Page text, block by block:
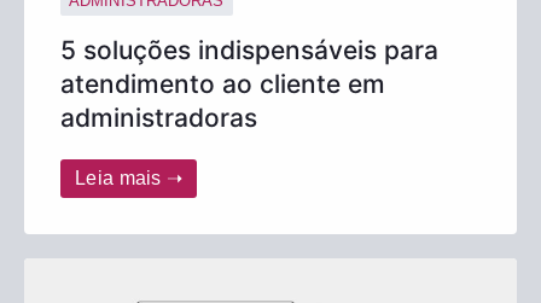
5 soluções indispensáveis para
atendimento ao cliente em
administradoras
Leia mais ➝